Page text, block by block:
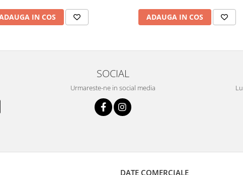
IN COS ADAUGA IN COS
SOCIAL
Urmareste-ne in social media
DATE COMERCIALE